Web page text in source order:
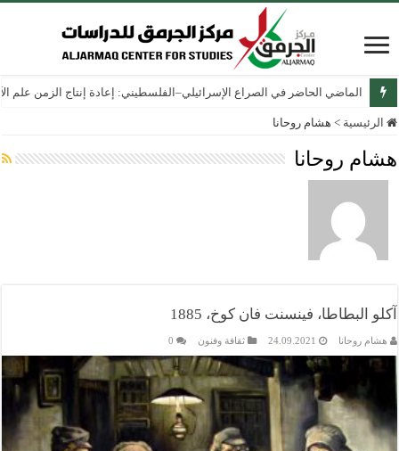
الماضي الحاضر في الصراع الإسرائيلي–الفلسطيني: إعادة إنتاج الزمن علم
الرئيسية > هشام روحانا
هشام روحانا
آكلو البطاطا، فينسنت فان كوخ، 1885
هشام روحانا 24.09.2021 ثقافة وفنون 0